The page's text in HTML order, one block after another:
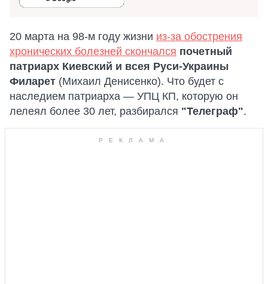
20 марта на 98-м году жизни из-за обострения
хронических болезней скончался почетный
патриарх Киевский и всея Руси-Украины
Филарет (Михаил Денисенко). Что будет с
наследием патриарха — УПЦ КП, которую он
лелеял более 30 лет, разбирался "Телеграф".